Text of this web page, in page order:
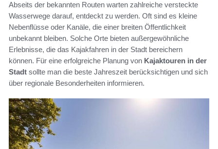
Abseits der bekannten Routen warten zahlreiche versteckte
Wasserwege darauf, entdeckt zu werden. Oft sind es kleine
Nebenflüsse oder Kanäle, die einer breiten Öffentlichkeit
unbekannt bleiben. Solche Orte bieten außergewöhnliche
Erlebnisse, die das Kajakfahren in der Stadt bereichern
können. Für eine erfolgreiche Planung von Kajaktouren in der
Stadt sollte man die beste Jahreszeit berücksichtigen und sich
über regionale Besonderheiten informieren.